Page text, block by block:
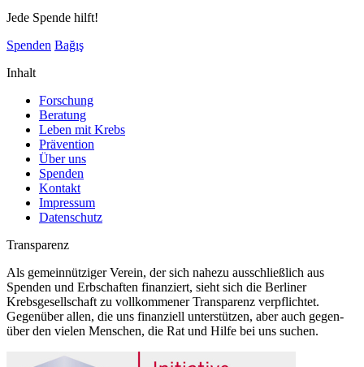
Jede Spende hilft!
Spenden Bağış
Inhalt
Forschung
Beratung
Leben mit Krebs
Prävention
Über uns
Spenden
Kontakt
Impressum
Datenschutz
Transparenz
Als gemeinnütziger Verein, der sich nahezu ausschließlich aus
Spenden und Erbschaften finanziert, sieht sich die Berliner
Krebsgesellschaft zu vollkommener Transparenz verpflichtet.
Gegenüber allen, die uns finanziell unterstützen, aber auch gegen-
über den vielen Menschen, die Rat und Hilfe bei uns suchen.